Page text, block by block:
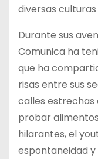
diversas
Durante sus
Comunica ha
que ha
risas entre sus
calles estrechas
probar
hilarantes, el
espontaneidad